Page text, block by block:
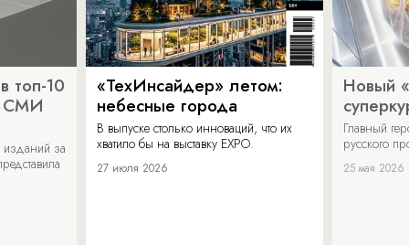
топ-10
СМИ
изданий за
«ТехИнсайдер» летом:
небесные города
В выпуске столько инноваций, что их
хватило бы на выставку EXPO.
27 июля 2026
Новый
Главный
русского
25 мая 2026